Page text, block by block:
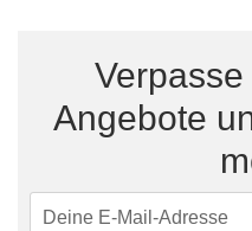
Angebote